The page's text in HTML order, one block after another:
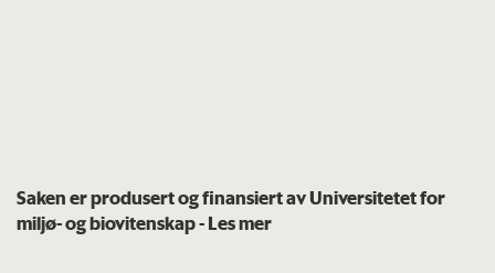
Saken er produsert og finansiert av Universitetet for
miljø- og biovitenskap- Les mer